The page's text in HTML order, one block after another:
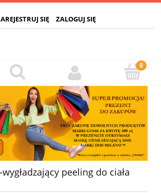
SIĘ ZALOGUJ SIĘ
peeling do ciała